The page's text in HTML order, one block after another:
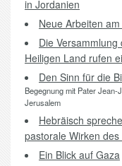
in Jordanien
Neue Arbeiten
Die
Heiligen Land rufen
Den Sinn für die
Begegnung mit Pater
Jerusalem
Hebräisch
pastorale Wirken
Ein Blick auf Gaza